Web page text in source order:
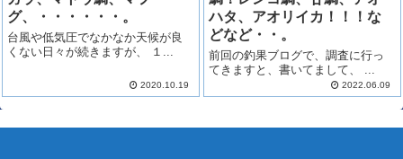
グ、・・・・・・。
台風や低気圧でなかなか天候が良
くない日々が続きますが、 １...
2020.10.19
ハタ、アオリイカ！！！な
どなど・・。
前回の釣果ブログで、調査に行っ
てきますと、書いてまして、 ...
2022.06.09